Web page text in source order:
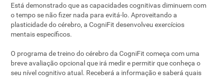
Está demonstrado que as capacidades cognitivas diminuem com
o tempo se não fizer nada para evitá-lo. Aproveitando a
plasticidade do cérebro, a CogniFit desenvolveu exercícios
mentais específicos.
O programa de treino do cérebro da CogniFit começa com uma
breve avaliação opcional que irá medir e permitir que conheça o
seu nível cognitivo atual. Receberá a informação e saberá quais